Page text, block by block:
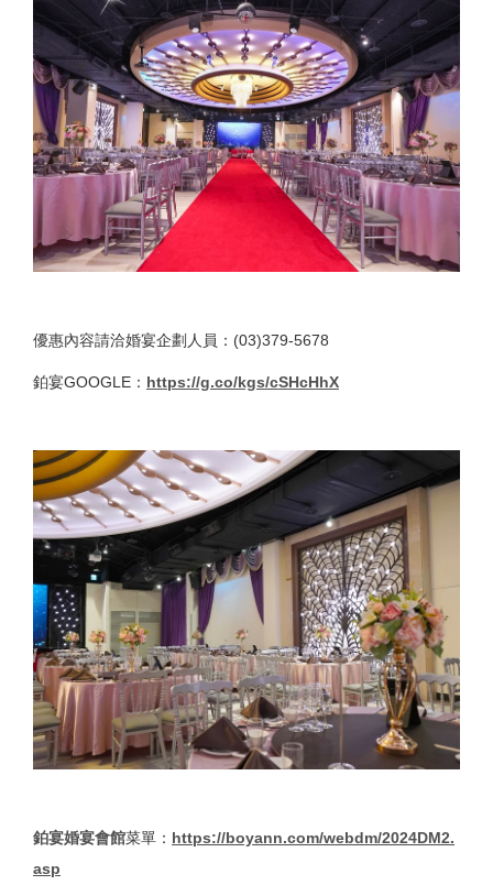
優惠內容請洽婚宴企劃人員：(03)379-5678
鉑宴GOOGLE： https://g.co/kgs/cSHcHhX
鉑宴婚宴會館菜單： https://boyann.com/webdm/2024DM2.
asp